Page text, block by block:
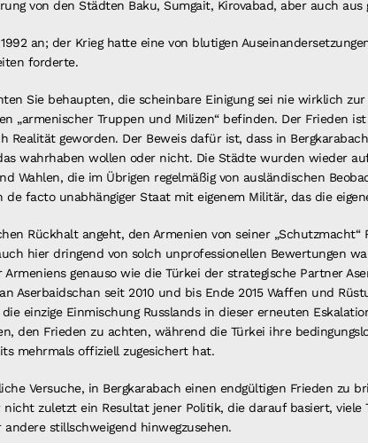
von den Städten Baku, Sumgait, Kirovabad, aber auch
an; der Krieg hatte eine von blutigen
forderte.
Sie behaupten, die scheinbare Einigung sei nie wirklich
„armenischer Truppen und Milizen“ befinden. Der Frieden
Realität geworden. Der Beweis dafür ist, dass in
wahrhaben wollen oder nicht. Die Städte wurden wieder
Wahlen, die im Übrigen regelmäßig von ausländischen
de facto unabhängiger Staat mit eigenem Militär, das die
Rückhalt angeht, den Armenien von seiner
hier dringend von solch unprofessionellen Bewertungen
Armeniens genauso wie die Türkei der strategische Partner
Aserbaidschan seit 2010 und bis Ende 2015 Waffen und
die einzige Einmischung Russlands in dieser erneuten
den Frieden zu achten, während die Türkei ihre
mehrmals offiziell zugesichert hat.
Versuche, in Bergkarabach einen endgültigen Frieden zu
nicht zuletzt ein Resultat jener Politik, die darauf basiert, viele
stillschweigend hinwegzusehen.